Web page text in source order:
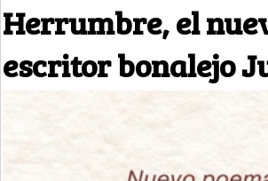
Herrumbre, el
escritor bonalejo